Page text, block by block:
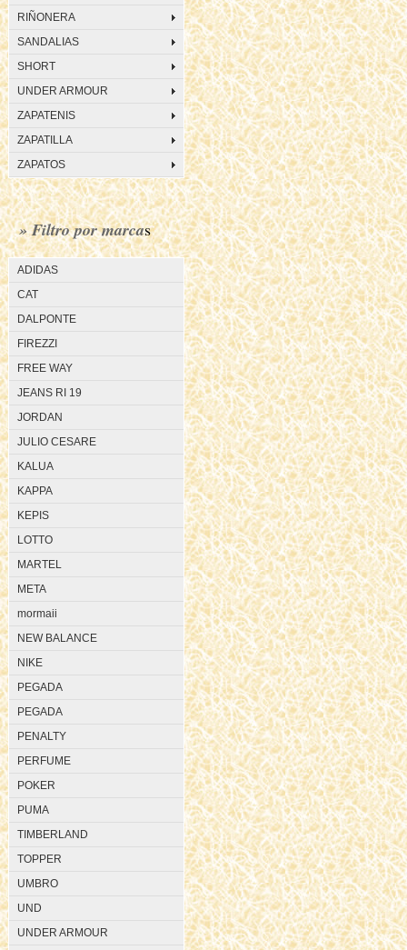
RIÑONERA
SANDALIAS
SHORT
UNDER ARMOUR
ZAPATENIS
ZAPATILLA
ZAPATOS
» Filtro por marcas
ADIDAS
CAT
DALPONTE
FIREZZI
FREE WAY
JEANS RI 19
JORDAN
JULIO CESARE
KALUA
KAPPA
KEPIS
LOTTO
MARTEL
META
mormaii
NEW BALANCE
NIKE
PEGADA
PEGADA
PENALTY
PERFUME
POKER
PUMA
TIMBERLAND
TOPPER
UMBRO
UND
UNDER ARMOUR